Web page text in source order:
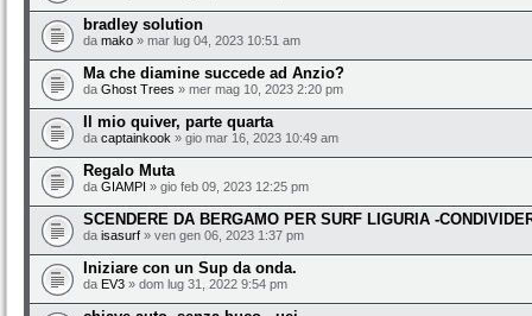
bradley solution
da mako » mar lug 04, 2023 10:51 am
Ma che diamine succede ad Anzio?
da Ghost Trees » mer mag 10, 2023 2:20 pm
Il mio quiver, parte quarta
da captainkook » gio mar 16, 2023 10:49 am
Regalo Muta
da GIAMPI » gio feb 09, 2023 12:25 pm
SCENDERE DA BERGAMO PER SURF LIGURIA -
da isasurf » ven gen 06, 2023 1:37 pm
Iniziare con un Sup da onda.
da EV3 » dom lug 31, 2022 9:54 pm